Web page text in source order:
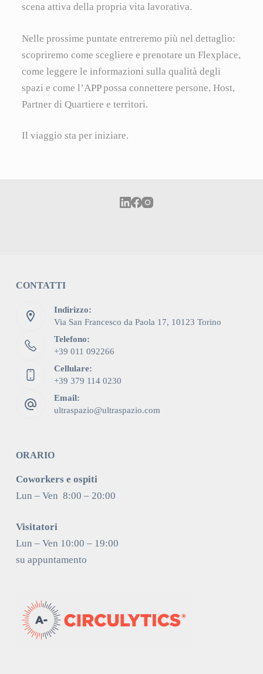
scena attiva della propria vita lavorativa.
Nelle prossime puntate entreremo più nel dettaglio:
scopriremo come scegliere e prenotare un Flexplace,
come leggere le informazioni sulla qualità degli
spazi e come l’APP possa connettere persone, Host,
Partner di Quartiere e territori.
Il viaggio sta per iniziare.
CONTATTI
Indirizzo:
Via San Francesco da Paola 17, 10123 Torino
Telefono:
+39 011 092266
Cellulare:
+39 379 114 0230
Email:
ultraspazio@ultraspazio.com
ORARIO
Coworkers e ospiti
Lun – Ven 8:00 – 20:00
Visitatori
Lun – Ven 10:00 – 19:00
su appuntamento